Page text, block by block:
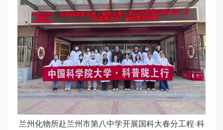
兰州化物所赴兰州市第八中学开展国科大春分工程·科